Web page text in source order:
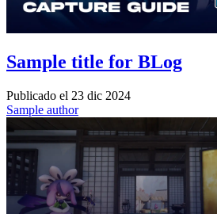
Sample title for BLog
Publicado el 23 dic 2024
Sample author